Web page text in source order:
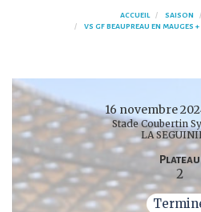
ACCUEIL SAISON
VS GF BEAUPREAU EN MAUGES
16 novembre
Stade Coubertin
LA
Plateau
2